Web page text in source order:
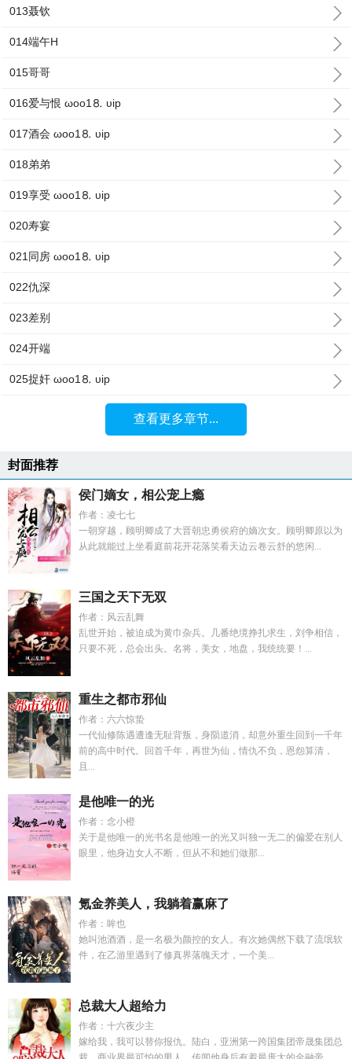
013聂钦
014端午H
015哥哥
016爱与恨 ωoо1⒏ υip
017酒会 ωoо1⒏ υip
018弟弟
019享受 ωoо1⒏ υip
020寿宴
021同房 ωoо1⒏ υip
022仇深
023差别
024开端
025捉奸 ωoо1⒏ υip
查看更多章节...
封面推荐
侯门嫡女，相公宠上瘾
作者：凌七七
一朝穿越，顾明卿成了大晋朝忠勇侯府的嫡次女。顾明卿原以为
从此就能过上坐看庭前花开花落笑看天边云卷云舒的悠闲...
三国之天下无双
作者：风云乱舞
乱世开始，被迫成为黄巾杂兵。几番绝境挣扎求生，刘争相信，
只要不死，总会出头。名将，美女，地盘，我统统要！...
重生之都市邪仙
作者：六六惊蛰
一代仙修陈遇遭逢无耻背叛，身陨道消，却意外重生回到一千年
前的高中时代。回首千年，再世为仙，情仇不负，恩怨算清，
且...
是他唯一的光
作者：念小橙
关于是他唯一的光书名是他唯一的光又叫独一无二的偏爱在别人
眼里，他身边女人不断，但从不和她们做那...
氪金养美人，我躺着赢麻了
作者：眸也
她叫池酒酒，是一名极为颜控的女人。有次她偶然下载了流氓软
件，在乙游里遇到了修真界落魄天才，一个美...
总裁大人超给力
作者：十六夜少主
嫁给我，我可以替你报仇。陆白，亚洲第一跨国集团帝晟集团总